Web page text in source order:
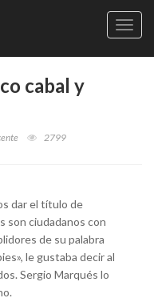
cabal y
2799
dar el título de
son ciudadanos con
de su palabra
le gustaba decir al
Sergio Marqués lo